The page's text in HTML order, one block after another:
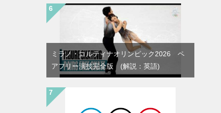
ミラノ・コルティナオリンピック2026 ペ
アフリー演技完全版 (解説：英語)